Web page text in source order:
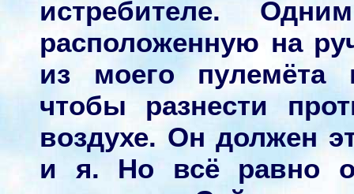
истребителе.
расположенную на
из моего пулемёта
чтобы разнести
воздухе. Он должен
и я. Но всё равно